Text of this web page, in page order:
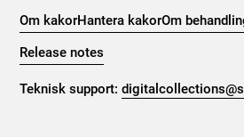
Om kakorHantera kakorOm
Release notes
Teknisk support: